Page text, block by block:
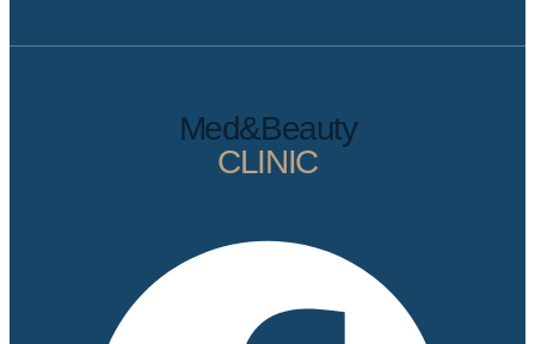
Med&Beauty
CLINIC